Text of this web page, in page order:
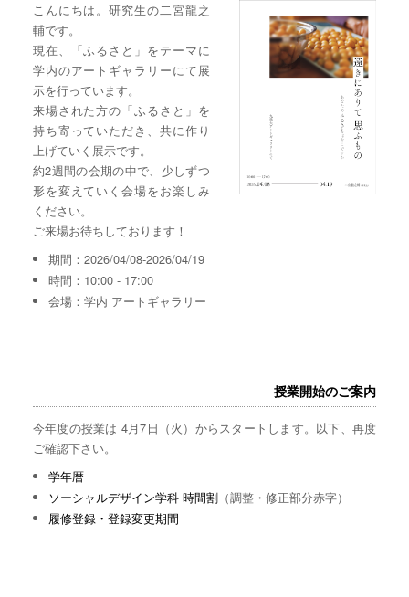
こんにちは。研究生の二宮龍之
輔です。
現在、「ふるさと」をテーマに
学内のアートギャラリーにて展
示を行っています。
来場された方の「ふるさと」を
持ち寄っていただき、共に作り
上げていく展示です。
約2週間の会期の中で、少しずつ
形を変えていく会場をお楽しみ
ください。
ご来場お待ちしております！
期間：2026/04/08-2026/04/19
時間：10:00 - 17:00
会場：学内 アートギャラリー
授業開始のご案内
今年度の授業は 4月7日（火）からスタートします。以下、再度
ご確認下さい。
学年暦
ソーシャルデザイン学科 時間割 （調整・修正部分赤字）
履修登録・登録変更期間